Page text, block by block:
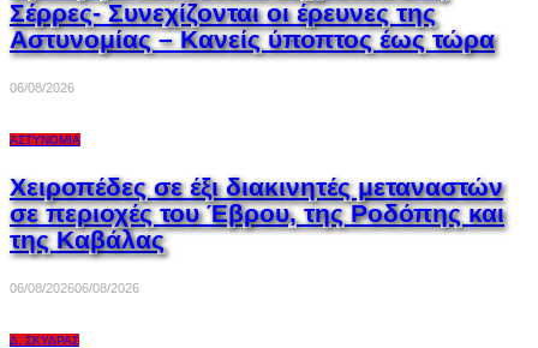
Σέρρες- Συνεχίζονται οι έρευνες της
Αστυνομίας – Κανείς ύποπτος έως τώρα
06/08/2026
ΑΣΤΥΝΟΜΊΑ
Χειροπέδες σε έξι διακινητές μεταναστών
σε περιοχές του Έβρου, της Ροδόπης και
της Καβάλας
06/08/202606/08/2026
Δ. ΣΚΎΔΡΑΣ